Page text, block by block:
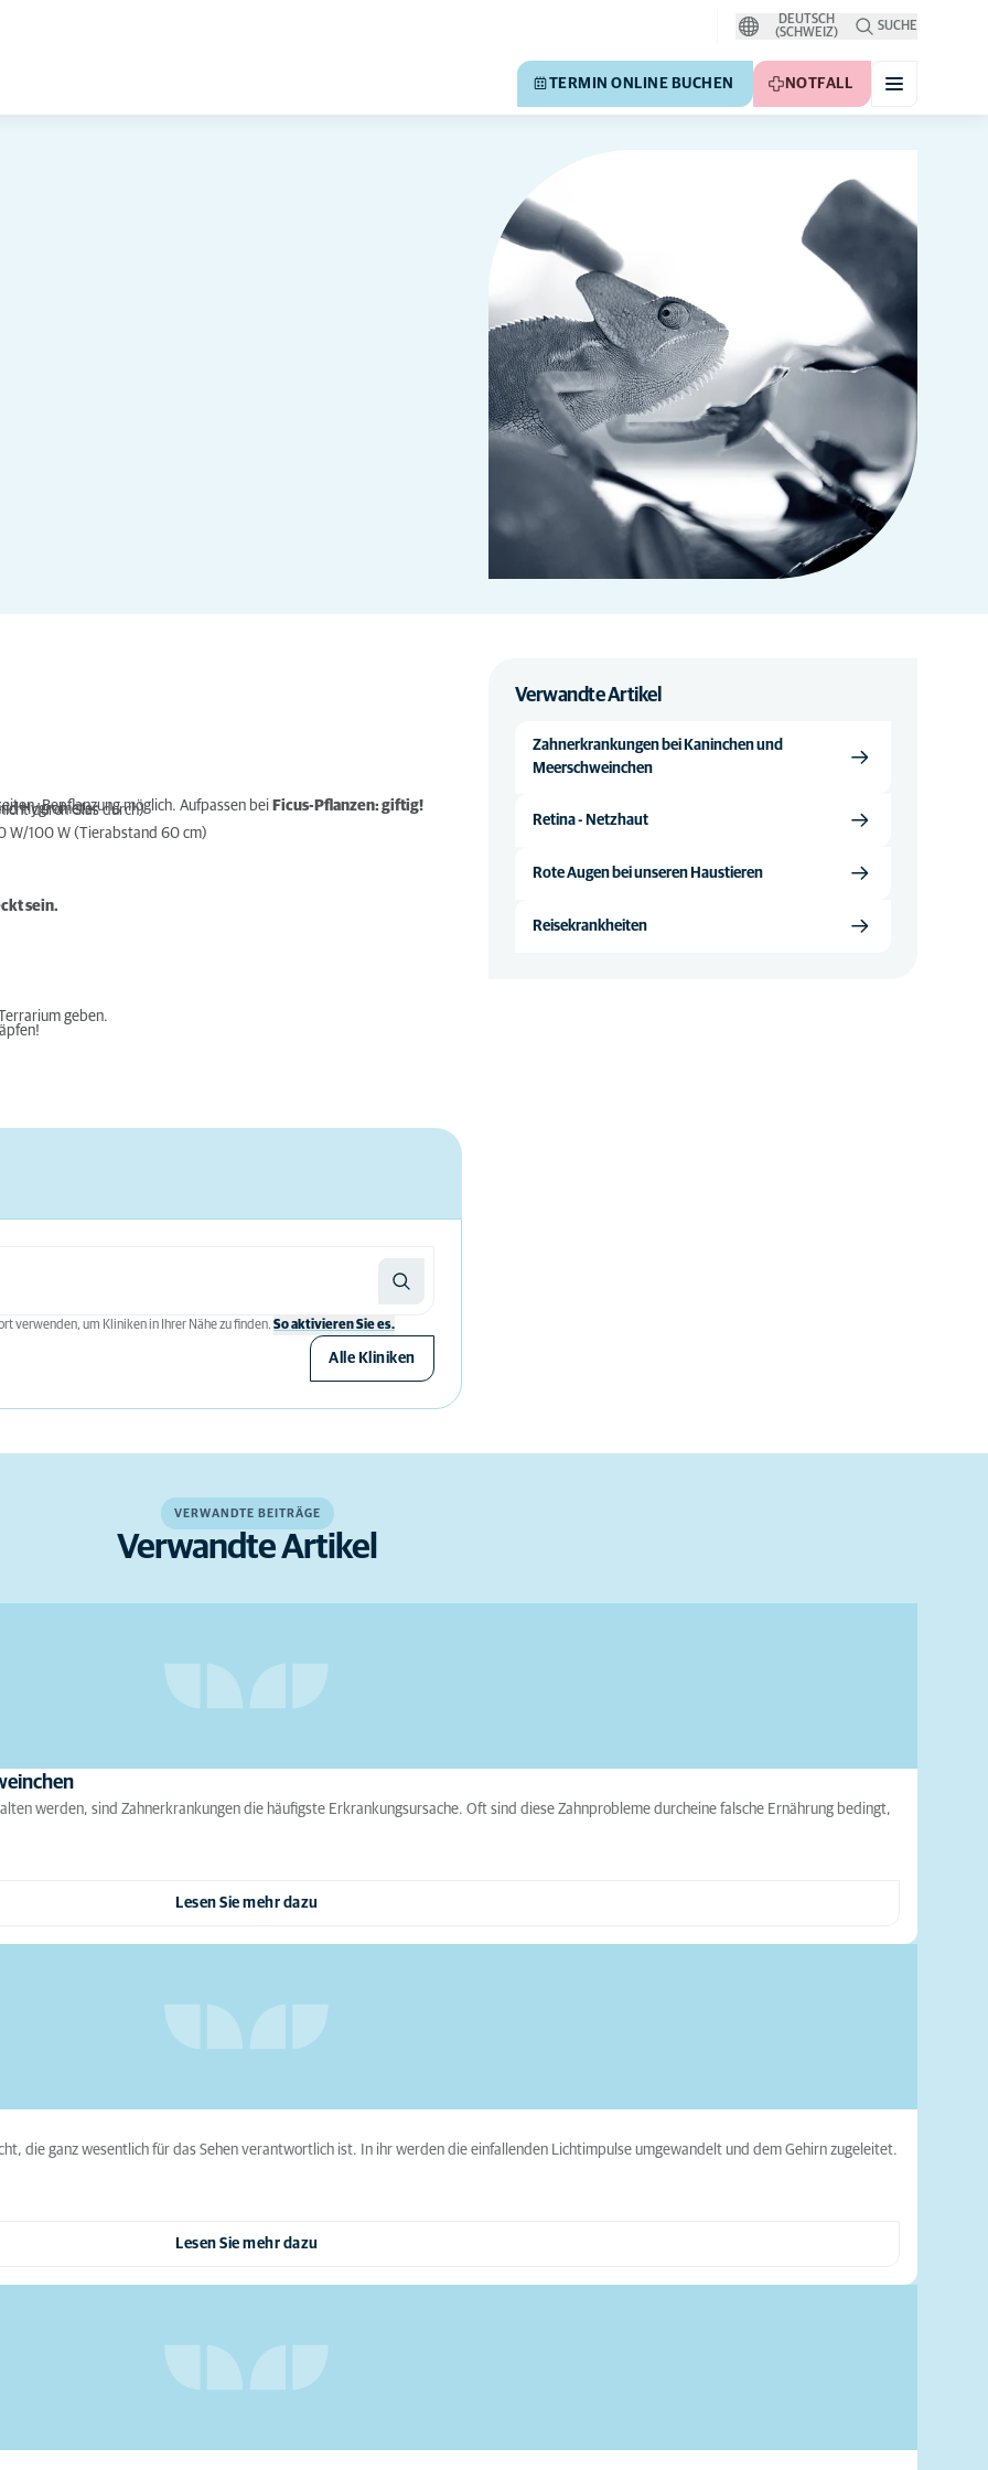
DEUTSCH
(SCHWEIZ)
SUCHE
TERMIN ONLINE BUCHEN NOTFALL
Bepflanzung möglich. Aufpassen bei Ficus-Pflanzen: giftig!
Hygrometer
durch Glas durch)
W/100 W (Tierabstand 60 cm)
sein.
geben.
verwenden, um Kliniken in Ihrer Nähe zu finden. So aktivieren Sie es.
Alle Kliniken
Verwandte Artikel
Zahnerkrankungen bei Kaninchen und
Meerschweinchen
Retina - Netzhaut
Rote Augen bei unseren Haustieren
Reisekrankheiten
VERWANDTE BEITRÄGE
Verwandte Artikel
werden, sind Zahnerkrankungen die häufigste Erkrankungsursache. Oft sind diese Zahnprobleme durcheine falsche Ernährung bedingt,
Lesen Sie mehr dazu
die ganz wesentlich für das Sehen verantwortlich ist. In ihr werden die einfallenden Lichtimpulse umgewandelt und dem Gehirn zugeleitet.
Lesen Sie mehr dazu